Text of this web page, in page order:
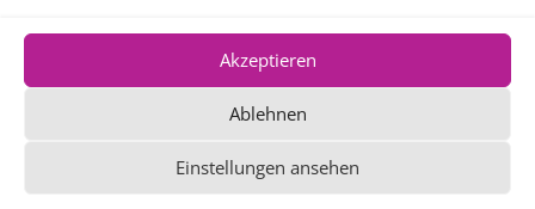
Akzeptieren
Ablehnen
Einstellungen ansehen
51063 Köln
Die Texte und Grafiken dieser Website
stehen, sofern nicht anders angegeben,
unter der Creative Commons-Lizenz CC